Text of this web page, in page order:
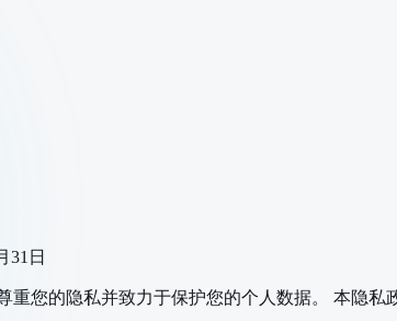
31日
尊重您的隐私并致力于保护您的个人数据。 本隐